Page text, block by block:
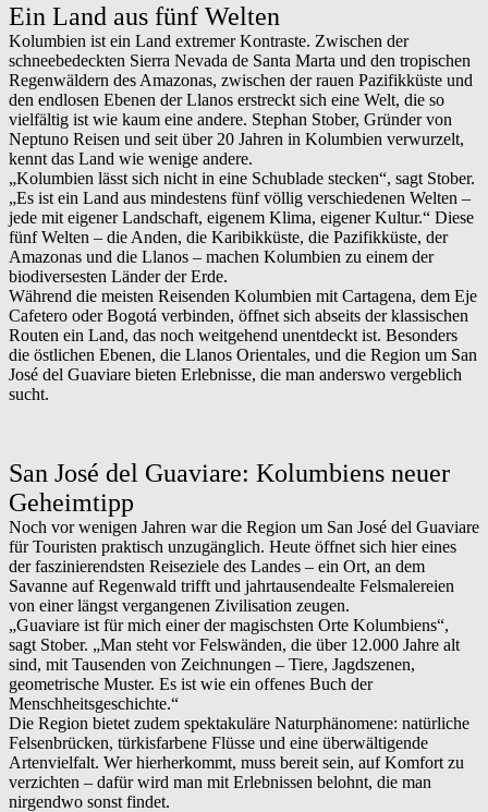
Ein Land aus fünf Welten
Kolumbien ist ein Land extremer Kontraste. Zwischen der
schneebedeckten Sierra Nevada de Santa Marta und den tropischen
Regenwäldern des Amazonas, zwischen der rauen Pazifikküste und
den endlosen Ebenen der Llanos erstreckt sich eine Welt, die so
vielfältig ist wie kaum eine andere. Stephan Stober, Gründer von
Neptuno Reisen und seit über 20 Jahren in Kolumbien verwurzelt,
kennt das Land wie wenige andere.
„Kolumbien lässt sich nicht in eine Schublade stecken“, sagt Stober.
„Es ist ein Land aus mindestens fünf völlig verschiedenen Welten –
jede mit eigener Landschaft, eigenem Klima, eigener Kultur.“ Diese
fünf Welten – die Anden, die Karibikküste, die Pazifikküste, der
Amazonas und die Llanos – machen Kolumbien zu einem der
biodiversesten Länder der Erde.
Während die meisten Reisenden Kolumbien mit Cartagena, dem Eje
Cafetero oder Bogotá verbinden, öffnet sich abseits der klassischen
Routen ein Land, das noch weitgehend unentdeckt ist. Besonders
die östlichen Ebenen, die Llanos Orientales, und die Region um San
José del Guaviare bieten Erlebnisse, die man anderswo vergeblich
sucht.
San José del Guaviare: Kolumbiens neuer
Geheimtipp
Noch vor wenigen Jahren war die Region um San José del Guaviare
für Touristen praktisch unzugänglich. Heute öffnet sich hier eines
der faszinierendsten Reiseziele des Landes – ein Ort, an dem
Savanne auf Regenwald trifft und jahrtausendealte Felsmalereien
von einer längst vergangenen Zivilisation zeugen.
„Guaviare ist für mich einer der magischsten Orte Kolumbiens“,
sagt Stober. „Man steht vor Felswänden, die über 12.000 Jahre alt
sind, mit Tausenden von Zeichnungen – Tiere, Jagdszenen,
geometrische Muster. Es ist wie ein offenes Buch der
Menschheitsgeschichte.“
Die Region bietet zudem spektakuläre Naturphänomene: natürliche
Felsenbrücken, türkisfarbene Flüsse und eine überwältigende
Artenvielfalt. Wer hierherkommt, muss bereit sein, auf Komfort zu
verzichten – dafür wird man mit Erlebnissen belohnt, die man
nirgendwo sonst findet.